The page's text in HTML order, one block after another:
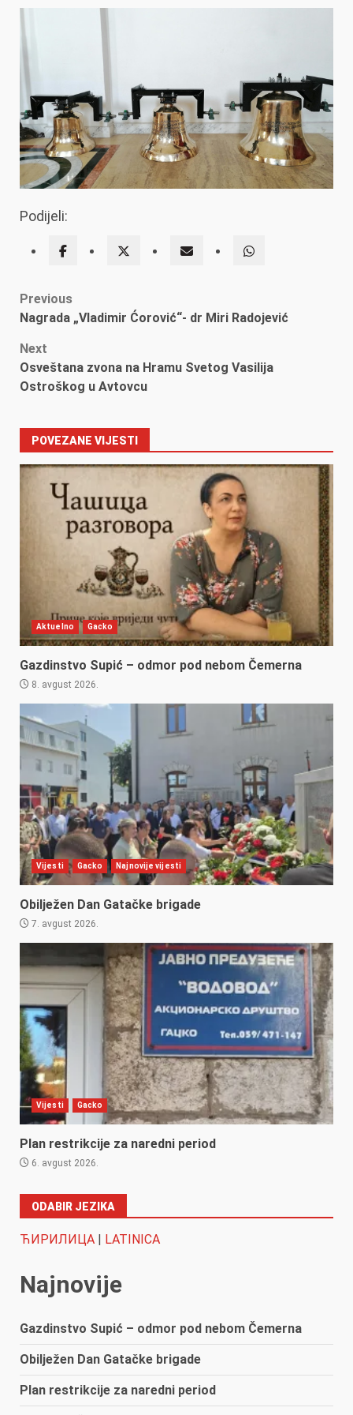
Podijeli:
Post
Previous
Nagrada „Vladimir Ćorović“- dr Miri Radojević
Next
Osveštana zvona na Hramu Svetog Vasilija
Ostroškog u Avtovcu
POVEZANE VIJESTI
Aktuelno Gacko
Gazdinstvo Supić – odmor pod nebom Čemerna
8. avgust 2026.
Vijesti Gacko Najnovije vijesti
Obilježen Dan Gatačke brigade
7. avgust 2026.
Vijesti Gacko
Plan restrikcije za naredni period
6. avgust 2026.
ODABIR JEZIKA
ЋИРИЛИЦА | LATINICA
Najnovije
Gazdinstvo Supić – odmor pod nebom Čemerna
Obilježen Dan Gatačke brigade
Plan restrikcije za naredni period